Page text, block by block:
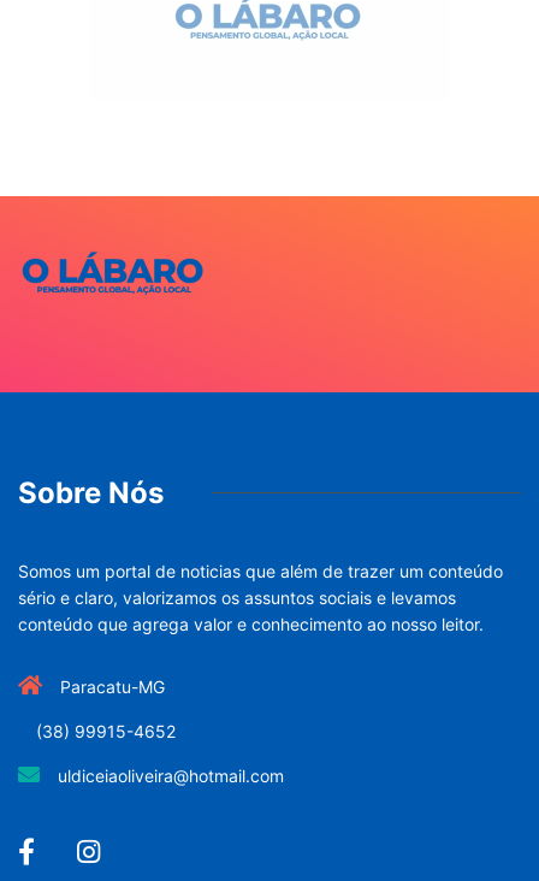
Sobre Nós
Somos um portal de noticias que além de trazer um conteúdo
sério e claro, valorizamos os assuntos sociais e levamos
conteúdo que agrega valor e conhecimento ao nosso leitor.
Paracatu-MG
(38) 99915-4652
uldiceiaoliveira@hotmail.com